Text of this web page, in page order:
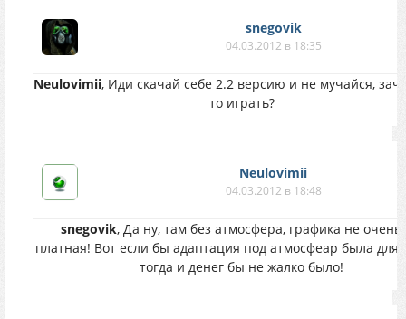
snegovik
04.03.2012 в 18:35
Neulovimii, Иди скачай себе 2.2 версию и не мучайся,
то играть?
Neulovimii
04.03.2012 в 18:48
snegovik, Да ну, там без атмосфера, графика не
платная! Вот если бы адаптация под атмосфеар была для
тогда и денег бы не жалко было!